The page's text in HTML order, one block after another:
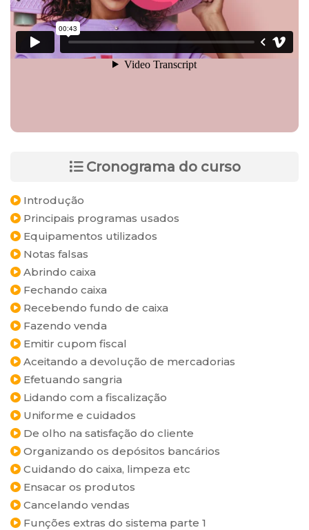
Cronograma do curso
Introdução
Principais programas usados
Equipamentos utilizados
Notas falsas
Abrindo caixa
Fechando caixa
Recebendo fundo de caixa
Fazendo venda
Emitir cupom fiscal
Aceitando a devolução de mercadorias
Efetuando sangria
Lidando com a fiscalização
Uniforme e cuidados
De olho na satisfação do cliente
Organizando os depósitos bancários
Cuidando do caixa, limpeza etc
Ensacar os produtos
Cancelando vendas
Funções extras do sistema parte 1